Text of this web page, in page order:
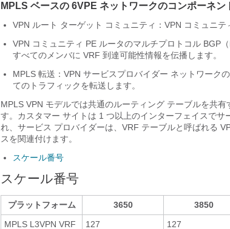
MPLS ベースの 6VPE ネットワークのコンポーネン
VPN ルート ターゲット コミュニティ：VPN コミュニテ
VPN コミュニティ PE ルータのマルチプロトコル BGP
すべてのメンバに VRF 到達可能性情報を伝播します。
MPLS 転送：VPN サービスプロバイダー ネットワーク
てのトラフィックを転送します。
MPLS VPN モデルでは共通のルーティング テーブルを共
す。カスタマー サイトは 1 つ以上のインターフェイスでサ
れ、サービス プロバイダーは、VRF テーブルと呼ばれる
スを関連付けます。
スケール番号
スケール番号
プラットフォーム 3650 3850
MPLS L3VPN VRF
127 127